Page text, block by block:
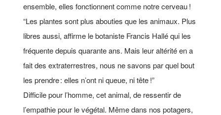
ensemble, elles fonctionnent comme notre cerveau !
“Les plantes sont plus abouties que les animaux. Plus
libres aussi, affirme le botaniste Francis Hallé qui les
fréquente depuis quarante ans. Mais leur altérité en a
fait des extraterrestres, nous ne savons par quel bout
les prendre : elles n’ont ni queue, ni tête !”
Difficile pour l’homme, cet animal, de ressentir de
l’empathie pour le végétal. Même dans nos potagers,